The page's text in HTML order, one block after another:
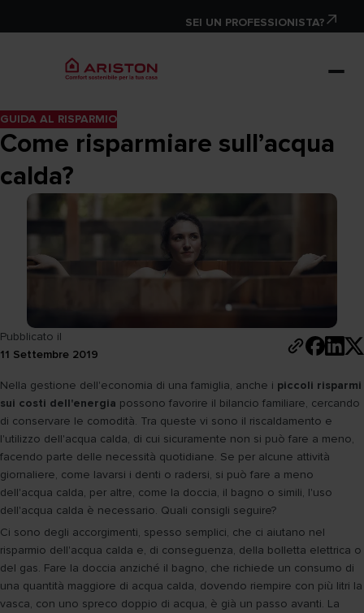
SEI UN PROFESSIONISTA?
GUIDA AL RISPARMIO
Come risparmiare sull’acqua
calda?
Pubblicato il
11 Settembre 2019
Nella gestione dell'economia di una famiglia, anche i piccoli risparmi
sui costi dell'energia possono favorire il bilancio familiare, cercando
di conservare le comodità. Tra queste vi sono il riscaldamento e
l'utilizzo dell'acqua calda, di cui sicuramente non si può fare a meno,
facendo parte delle necessità quotidiane. Se per alcune attività
giornaliere, come lavarsi i denti o radersi, si può fare a meno
dell'acqua calda, per altre, come la doccia, il bagno o simili, l'uso
dell'acqua calda è necessario. Quali consigli seguire?
Ci sono degli accorgimenti, spesso semplici, che ci aiutano nel
risparmio dell'acqua calda e, di conseguenza, della bolletta elettrica o
del gas. Fare la doccia anziché il bagno, che richiede un consumo di
una quantità maggiore di acqua calda, dovendo riempire con più litri la
vasca, con uno spreco doppio di acqua, è già un passo avanti. La